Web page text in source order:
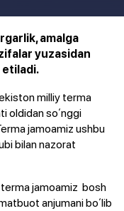
amalga
yuzasidan
etiladi.
milliy terma
oldidan soʻnggi
jamoamiz ushbu
bilan nazorat
jamoamiz bosh
anjumani boʻlib